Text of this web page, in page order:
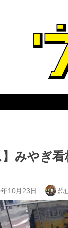
】みやぎ
10月23日 恐